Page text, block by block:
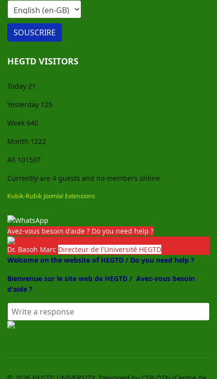
HEGTD VISITORS
Today 21
Yesterday 125
Week 640
Month 1222
All 101507
Currently are 4 guests and no members online
Kubik-Rubik Joomla! Extensions
Avez-vous besoin d'aide ? Do you need help ?
Dr. Basoh Marc Directeur de l'Université HEGTD
Welcome on the website of HEGTD / Do you need help ?
Bienvenue sur le site web de HEGTD / Avez-vous besoin
d'aide ?